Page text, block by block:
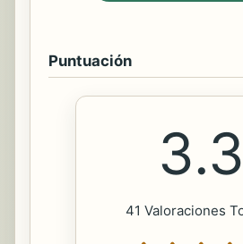
Puntuación
3.3
41 Valoraciones